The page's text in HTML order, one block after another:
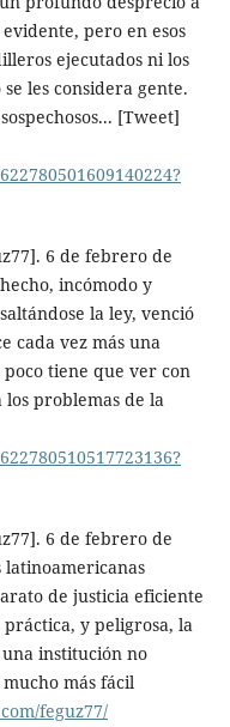
pero en esos
ejecutados ni los
les considera gente.
[Tweet]
6 de febrero de
incómodo y
la ley, venció
cada vez más una
tiene que ver con
problemas de la
6 de febrero de
latinoamericanas
de justicia eficiente
y peligrosa, la
institución no
más fácil
feguz77/